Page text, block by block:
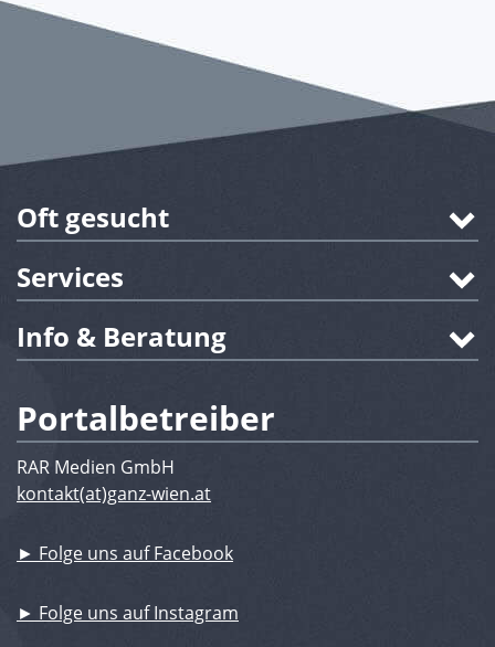
Oft gesucht
Services
Info & Beratung
Portalbetreiber
RAR Medien GmbH
kontakt(at)ganz-wien.at
► Folge uns auf Facebook
► Folge uns auf Instagram